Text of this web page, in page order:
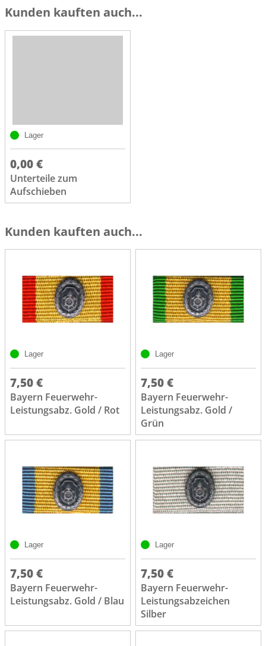
Kunden kauften auch...
Lager
0,00 €
Unterteile zum
Aufschieben
Kunden kauften auch...
Lager
7,50 €
Bayern Feuerwehr-
Leistungsabz. Gold / Rot
Lager
7,50 €
Bayern Feuerwehr-
Leistungsabz. Gold /
Grün
Lager
7,50 €
Bayern Feuerwehr-
Leistungsabz. Gold / Blau
Lager
7,50 €
Bayern Feuerwehr-
Leistungsabzeichen
Silber